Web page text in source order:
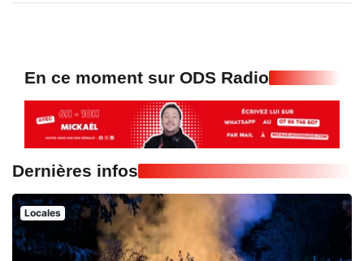
En ce moment sur ODS Radio
Dernières infos
Locales